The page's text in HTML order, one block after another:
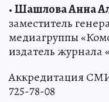
•Шашлова Анна
заместитель
медиагруппы
издатель журнала
Аккредитация
725-78-08